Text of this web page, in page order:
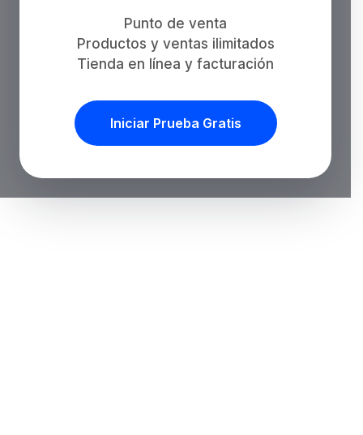
Punto de venta
Productos y ventas ilimitados
Tienda en línea y facturación
Iniciar Prueba Gratis